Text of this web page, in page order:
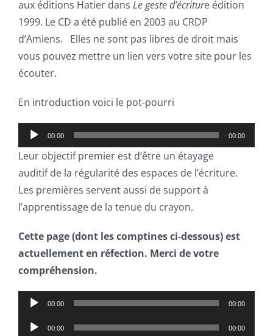
aux éditions Hatier dans Le geste d’écriture édition
1999. Le CD a été publié en 2003 au CRDP
d’Amiens. Elles ne sont pas libres de droit mais
vous pouvez mettre un lien vers votre site pour les
écouter.
En introduction voici le pot-pourri
Lecteur
audio
00:00 00:00
Leur objectif premier est d’être un étayage
auditif de la régularité des espaces de l’écriture.
Les premières servent aussi de support à
l’apprentissage de la tenue du crayon.
Cette page (dont les comptines ci-dessous) est
actuellement en réfection. Merci de votre
compréhension.
Lecteur00:00 00:00
Lecteur00:00 00:00